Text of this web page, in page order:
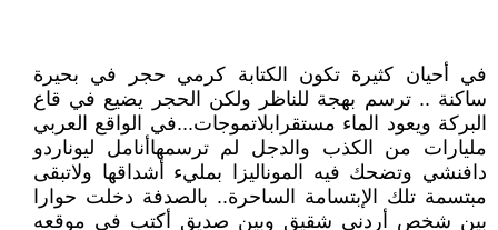
في أحيان كثيرة تكون الكتابة كرمي حجر في بحيرة
ساكنة .. ترسم بهجة للناظر ولكن الحجر يضيع في قاع
البركة ويعود الماء مستقرابلاتموجات...في الواقع العربي
مليارات من الكذب والدجل لم ترسمهاأنامل ليوناردو
دافنشي وتضحك فيه الموناليزا بمليء أشداقها ولاتبقى
مبتسمة تلك الإبتسامة الساحرة.. بالصدفة دخلت حوارا
بين شخص أردني شقيق وبين صديق أكتب في موقعه